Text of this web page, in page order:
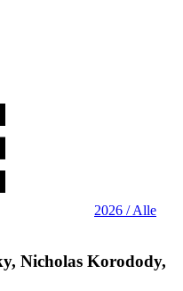
2026 / Alle
Nicholas Korodody,